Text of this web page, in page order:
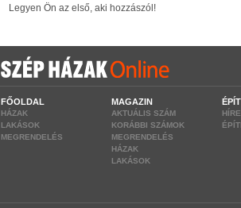
FŐOLDAL
HÁZAK
LAKÁSOK
MEGRENDELÉS
MAGAZIN
AKTUÁLIS SZÁM
KORÁBBI SZÁMOK
MEGRENDELÉS
HÁZAK
LAKÁSOK